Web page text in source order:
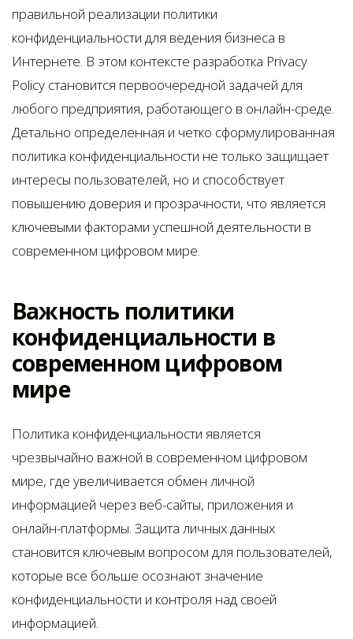
правильной реализации политики
конфиденциальности для ведения бизнеса в
Интернете. В этом контексте разработка Privacy
Policy становится первоочередной задачей для
любого предприятия, работающего в онлайн-среде.
Детально определенная и четко сформулированная
политика конфиденциальности не только защищает
интересы пользователей, но и способствует
повышению доверия и прозрачности, что является
ключевыми факторами успешной деятельности в
современном цифровом мире.
Важность политики
конфиденциальности в
современном цифровом
мире
Политика конфиденциальности является
чрезвычайно важной в современном цифровом
мире, где увеличивается обмен личной
информацией через веб-сайты, приложения и
онлайн-платформы. Защита личных данных
становится ключевым вопросом для пользователей,
которые все больше осознают значение
конфиденциальности и контроля над своей
информацией.